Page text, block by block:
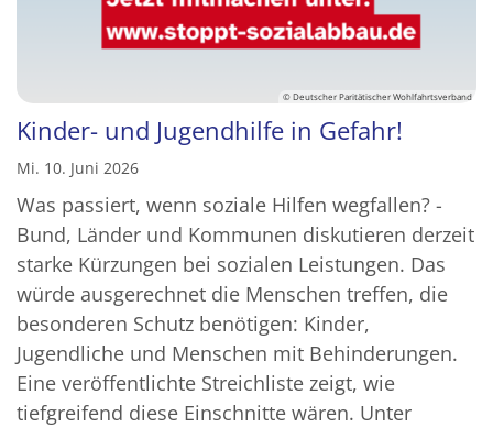
© Deutscher Paritätischer Wohlfahrtsverband
Kinder- und Jugendhilfe in Gefahr!
Mi. 10. Juni 2026
Was passiert, wenn soziale Hilfen wegfallen? -
Bund, Länder und Kommunen diskutieren derzeit
starke Kürzungen bei sozialen Leistungen. Das
würde ausgerechnet die Menschen treffen, die
besonderen Schutz benötigen: Kinder,
Jugendliche und Menschen mit Behinderungen.
Eine veröffentlichte Streichliste zeigt, wie
tiefgreifend diese Einschnitte wären. Unter